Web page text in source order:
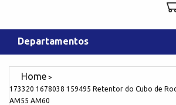
Departamentos
173320 1678038 159495 Retentor do Cubo de
AM55 AM60